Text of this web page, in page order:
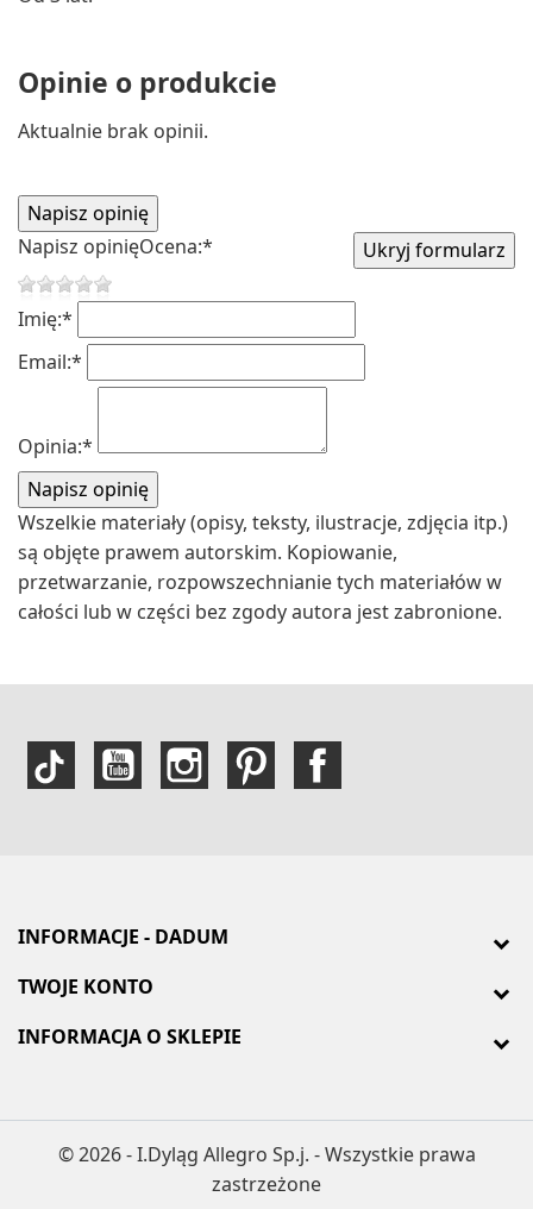
Opinie o produkcie
Aktualnie brak opinii.
Napisz opinięOcena:*
Imię:*
Email:*
Opinia:*
Wszelkie materiały (opisy, teksty, ilustracje, zdjęcia itp.)
są objęte prawem autorskim. Kopiowanie,
przetwarzanie, rozpowszechnianie tych materiałów w
całości lub w części bez zgody autora jest zabronione.
INFORMACJE - DADUM
TWOJE KONTO
INFORMACJA O SKLEPIE
© 2026 - I.Dyląg Allegro Sp.j. - Wszystkie prawa
zastrzeżone